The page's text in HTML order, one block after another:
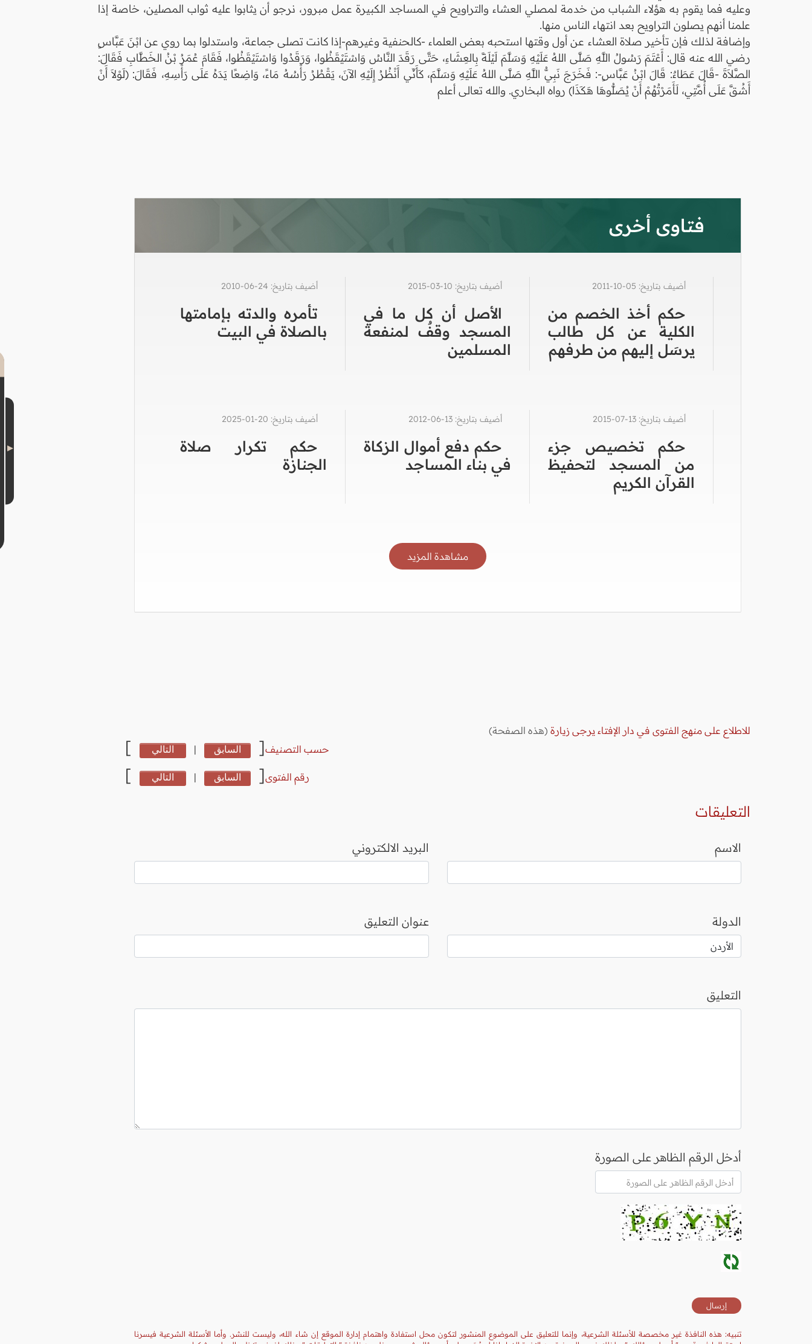
وعليه فما يقوم به هؤلاء الشباب من خدمة لمصلي العشاء والتراويح في المساجد الكبيرة عمل مبرور، نرجو أن يثابوا عليه ثواب المصلين، خاصة إذا
علمنا أنهم يصلون التراويح بعد انتهاء الناس منها.
وإضافة لذلك فإن تأخير صلاة العشاء عن أول وقتها استحبه بعض العلماء -كالحنفية وغيرهم-إذا كانت تصلى جماعة، واستدلوا بما روي عن ابْنَ عَبَّاسٍ
رضي الله عنه قال: أَعْتَمَ رَسُولُ اللَّهِ صَلَّى اللهُ عَلَيْهِ وَسَلَّمَ لَيْلَةً بِالعِشَاءِ، حَتَّى رَقَدَ النَّاسُ وَاسْتَيْقَظُوا، وَرَقَدُوا وَاسْتَيْقَظُوا، فَقَامَ عُمَرُ بْنُ الخَطَّابِ فَقَالَ:
الصَّلاَةَ -قَالَ عَطَاءٌ: قَالَ ابْنُ عَبَّاسٍ-: فَخَرَجَ نَبِيُّ اللَّهِ صَلَّى اللهُ عَلَيْهِ وَسَلَّمَ، كَأَنِّي أَنْظُرُ إِلَيْهِ الآنَ، يَقْطُرُ رَأْسُهُ مَاءً، وَاضِعًا يَدَهُ عَلَى رَأْسِهِ، فَقَالَ: (لَوْلاَ أَنْ
أَشُقَّ عَلَى أُمَّتِي، لَأَمَرْتُهُمْ أَنْ يُصَلُّوهَا هَكَذَا) رواه البخاري. والله تعالى أعلم
فتاوى أخرى
أضيف بتاريخ: 05-10-2011
حكم أخذ الخصم من
الكلية عن كل طالب
يرسَل إليهم من طرفهم
أضيف بتاريخ: 10-03-2015
الأصل أن كل ما في
المسجد وقفٌ لمنفعة
المسلمين
أضيف بتاريخ: 24-06-2010
تأمره والدته بإمامتها
بالصلاة في البيت
أضيف بتاريخ: 13-07-2015
حكم تخصيص جزء
من المسجد لتحفيظ
القرآن الكريم
أضيف بتاريخ: 13-06-2012
حكم دفع أموال الزكاة
في بناء المساجد
أضيف بتاريخ: 20-01-2025
حكم تكرار صلاة
الجنازة
مشاهدة المزيد
للاطلاع على منهج الفتوى في دار الإفتاء يرجى زيارة (هذه الصفحة)
حسب التصنيف[ السابق | التالي ]
رقم الفتوى[ السابق | التالي ]
التعليقات
الاسم البريد الالكتروني
الدولة عنوان التعليق
التعليق
أدخل الرقم الظاهر على الصورة
تنبيه: هذه النافذة غير مخصصة للأسئلة الشرعية، وإنما للتعليق على الموضوع المنشور لتكون محل استفادة واهتمام إدارة الموقع إن شاء الله، وليست للنشر. وأما الأسئلة الشرعية فيسرنا